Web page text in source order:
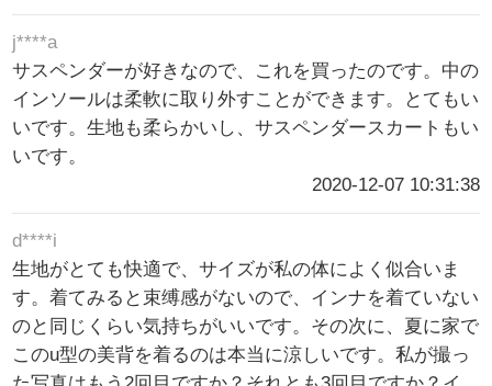
j****a
サスペンダーが好きなので、これを買ったのです。中の
インソールは柔軟に取り外すことができます。とてもい
いです。生地も柔らかいし、サスペンダースカートもい
いです。
2020-12-07 10:31:38
d****i
生地がとても快適で、サイズが私の体によく似合いま
す。着てみると束缚感がないので、インナを着ていない
のと同じくらい気持ちがいいです。その次に、夏に家で
このu型の美背を着るのは本当に涼しいです。私が撮っ